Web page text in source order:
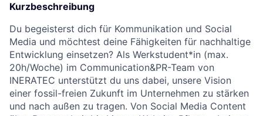
Kurzbeschreibung
Du begeisterst dich für Kommunikation und Social
Media und möchtest deine Fähigkeiten für nachhaltige
Entwicklung einsetzen? Als Werkstudent*in (max.
20h/Woche) im Communication&PR-Team von
INERATEC unterstützt du uns dabei, unsere Vision
einer fossil-freien Zukunft im Unternehmen zu stärken
und nach außen zu tragen. Von Social Media Content